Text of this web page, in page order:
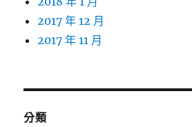
2017 年 12 月
2017 年 11 月
分類